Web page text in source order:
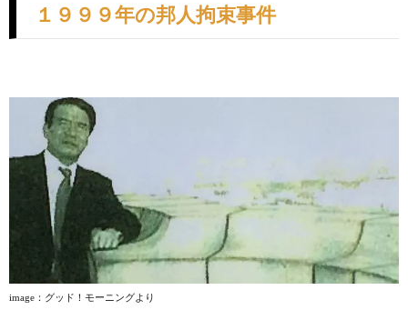
１９９９年の邦人拘束事件
image ：グッド！モーニングより